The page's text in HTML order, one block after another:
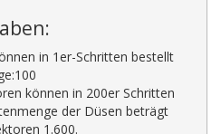
in 1er-Schritten bestellt
können in 200er Schritten
der Düsen beträgt
1.600.